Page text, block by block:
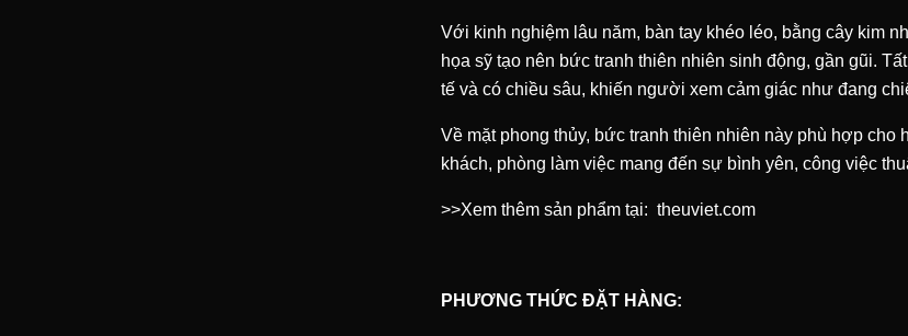
Với kinh nghiệm lâu năm, bàn tay khéo léo, bằng cây kim
họa sỹ tạo nên bức tranh thiên nhiên sinh động, gần gũi.
tế và có chiều sâu, khiến người xem cảm giác như đang
Về mặt phong thủy, bức tranh thiên nhiên này phù hợp
khách, phòng làm việc mang đến sự bình yên, công việc
>>Xem thêm sản phẩm tại: theuviet.com
PHƯƠNG THỨC ĐẶT HÀNG: